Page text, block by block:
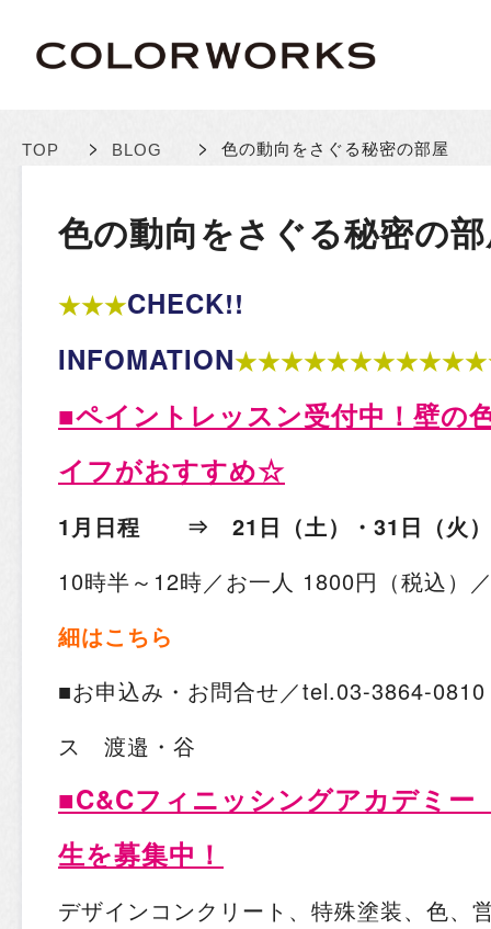
TOP > BLOG > 色の動向をさぐる秘密の部屋
色の動向をさぐる秘密の
★★★CHECK!!
INFOMATION
■ペイントレッスン受付中！ 壁の
イフがおすすめ☆
1月日程 ⇒ 21日（土）・31日（火）
10時半～12時／お一人 1800円（税込）
細はこちら
■お申込み・お問合せ／tel.03-3864-
ス 渡邉・谷
■C&Cフィニッシングアカデミ
生を募集中！
デザインコンクリート、特殊塗装、色、